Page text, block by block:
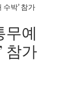
박’ 참가
무예
참가